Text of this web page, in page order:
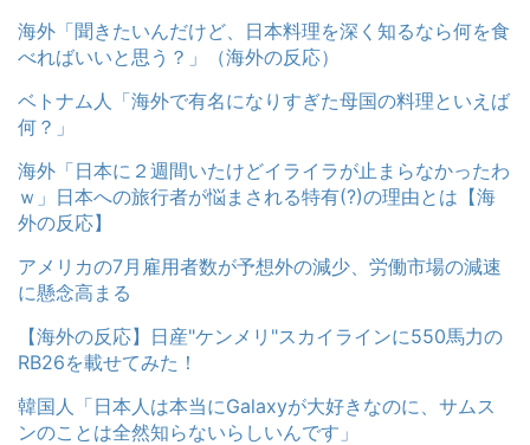
海外「聞きたいんだけど、日本料理を深く知るなら何を食
べればいいと思う？」（海外の反応）
ベトナム人「海外で有名になりすぎた母国の料理といえば
何？」
海外「日本に２週間いたけどイライラが止まらなかったわ
ｗ」日本への旅行者が悩まされる特有(?)の理由とは【海
外の反応】
アメリカの7月雇用者数が予想外の減少、労働市場の減速
に懸念高まる
【海外の反応】日産"ケンメリ"スカイラインに550馬力の
RB26を載せてみた！
韓国人「日本人は本当にGalaxyが大好きなのに、サムス
ンのことは全然知らないらしいんです」